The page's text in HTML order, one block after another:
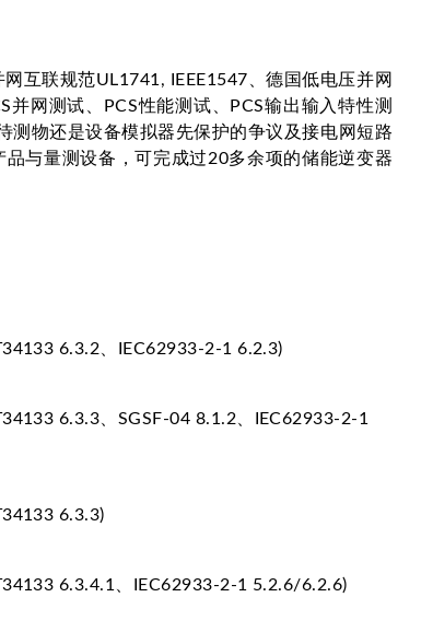
互联规范UL1741, IEEE1547、德国低电压并网
网测试、PCS性能测试、PCS输出输入特性测
测物还是设备模拟器先保护的争议及接电网短路
与量测设备，可完成过20多余项的储能逆变器
6.3.2、IEC62933-2-1 6.2.3)
6.3.3、SGSF-04 8.1.2、IEC62933-2-1
6.3.3)
6.3.4.1、IEC62933-2-1 5.2.6/6.2.6)